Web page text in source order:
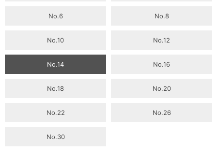
No.6 No.8
No.10 No.12
No.14 No.16
No.18 No.20
No.22 No.26
No.30